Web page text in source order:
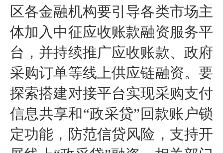
区各金融机构要引导各类市场主
体加入中征应收账款融资服务平
台，并持续推广应收账款、政府
采购订单等线上供应链融资。要
探索搭建对接平台实现采购支付
信息共享和“政采贷”回款账户锁
定功能，防范信贷风险，支持开